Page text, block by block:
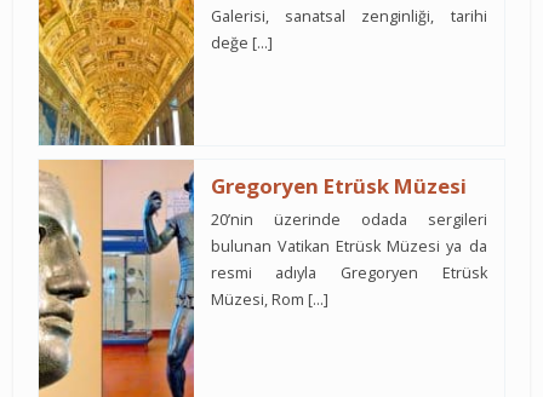
Galerisi, sanatsal zenginliği, tarihi
değe […]
Gregoryen Etrüsk Müzesi
20’nin üzerinde odada sergileri
bulunan Vatikan Etrüsk Müzesi ya da
resmi adıyla Gregoryen Etrüsk
Müzesi, Rom […]